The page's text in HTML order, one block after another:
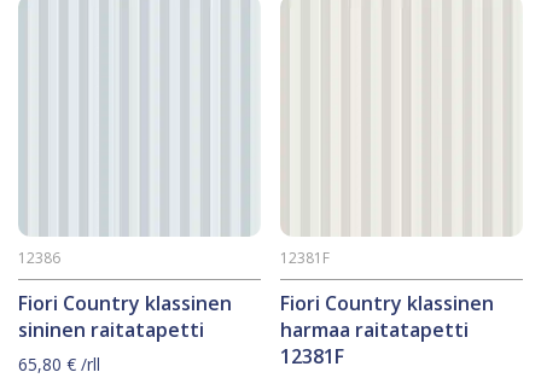
Fiori Country klassinen
sininen raitatapetti
12386
65,80 € /rll
Fiori Country klassinen
harmaa raitatapetti
12381F
12381F